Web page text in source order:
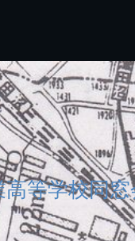
ツ
へ
ス
キ
ッ
プ
等学校同